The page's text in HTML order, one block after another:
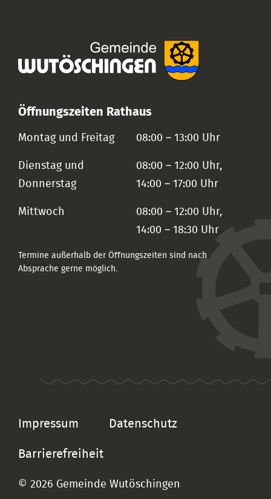
Öffnungszeiten Rathaus
Montag und Freitag 08:00 – 13:00 Uhr
Dienstag und
Donnerstag
08:00 – 12:00 Uhr,
14:00 – 17:00 Uhr
Mittwoch
08:00 – 12:00 Uhr,
14:00 – 18:30 Uhr
Termine außerhalb der Öffnungszeiten sind nach
Absprache gerne möglich.
Impressum Datenschutz
Barrierefreiheit
© 2026 Gemeinde Wutöschingen